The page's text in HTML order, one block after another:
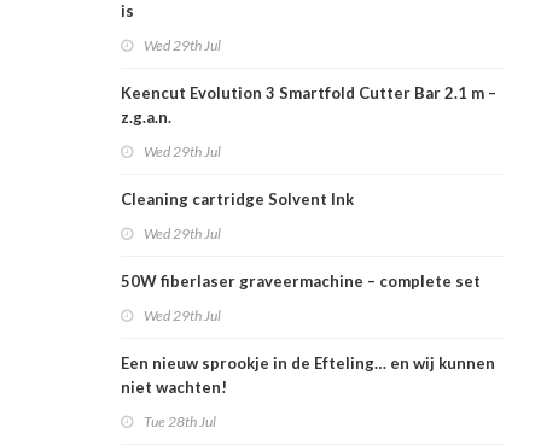
is
Wed 29th Jul
Keencut Evolution 3 Smartfold Cutter Bar 2.1 m –
z.g.a.n.
Wed 29th Jul
Cleaning cartridge Solvent Ink
Wed 29th Jul
50W fiberlaser graveermachine – complete set
Wed 29th Jul
Een nieuw sprookje in de Efteling… en wij kunnen
niet wachten!
Tue 28th Jul